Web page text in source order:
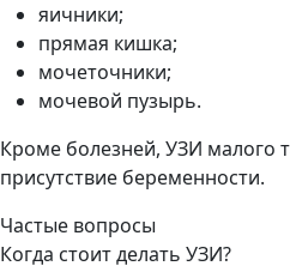
яичники;
прямая кишка;
мочеточники;
мочевой пузырь.
Кроме болезней, УЗИ малого
присутствие беременности.
Частые вопросы
Когда стоит делать УЗИ?